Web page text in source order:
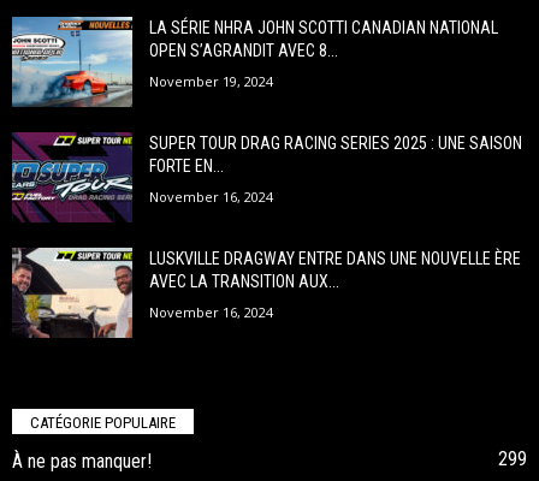
LA SÉRIE NHRA JOHN SCOTTI CANADIAN NATIONAL
OPEN S’AGRANDIT AVEC 8...
November 19, 2024
SUPER TOUR DRAG RACING SERIES 2025 : UNE SAISON
FORTE EN...
November 16, 2024
LUSKVILLE DRAGWAY ENTRE DANS UNE NOUVELLE ÈRE
AVEC LA TRANSITION AUX...
November 16, 2024
CATÉGORIE POPULAIRE
À ne pas manquer! 299